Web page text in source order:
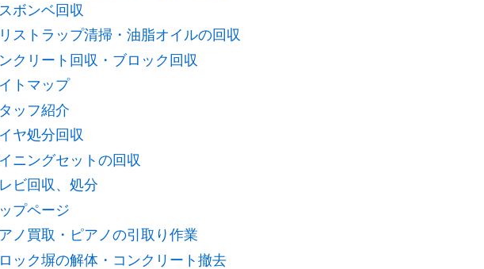
ボンベ回収
ストラップ清掃・油脂オイルの回収
クリート回収・ブロック回収
トマップ
ッフ紹介
ヤ処分回収
ニングセットの回収
ビ回収、処分
プページ
ノ買取・ピアノの引取り作業
ック塀の解体・コンクリート撤去